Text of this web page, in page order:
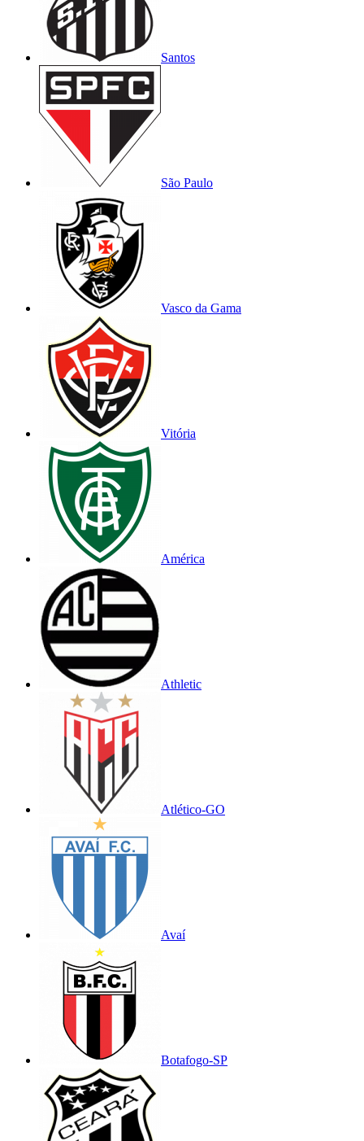
Santos
São Paulo
Vasco da Gama
Vitória
América
Athletic
Atlético-GO
Avaí
Botafogo-SP